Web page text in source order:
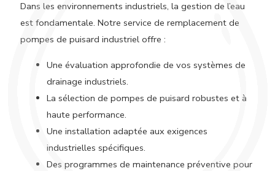
Dans les environnements industriels, la gestion de l’eau
est fondamentale. Notre service de remplacement de
pompes de puisard industriel offre :
Une évaluation approfondie de vos systèmes de
drainage industriels.
La sélection de pompes de puisard robustes et à
haute performance.
Une installation adaptée aux exigences
industrielles spécifiques.
Des programmes de maintenance préventive pour